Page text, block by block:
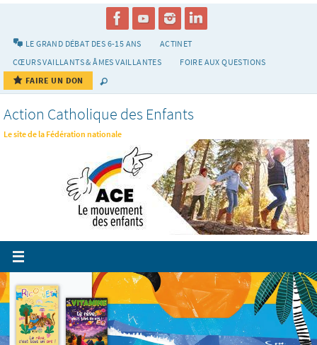
LE GRAND DÉBAT DES 6-15 ANS
ACTINET
CŒURS VAILLANTS & ÂMES VAILLANTES
FOIRE AUX QUESTIONS
FAIRE UN DON
Action Catholique des Enfants
Le site de la Fédération nationale